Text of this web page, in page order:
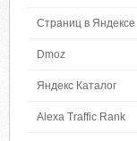
Страниц в Яндексе
Dmoz
Яндекс Каталог
Alexa Traffic Rank